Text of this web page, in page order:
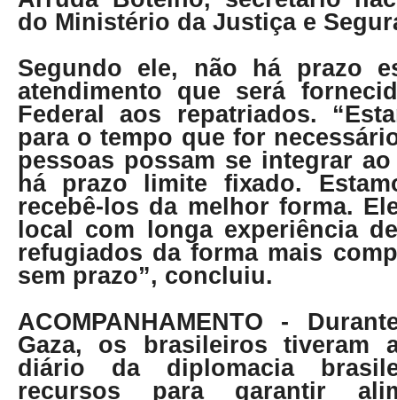
do Ministério da Justiça e
Segundo ele, não há prazo
atendimento que será
Federal aos repatriados.
para o tempo que for
pessoas possam se integrar
há prazo limite fixado.
recebê-los da melhor forma.
local com longa experiência
refugiados da forma mais
sem prazo”, concluiu.
ACOMPANHAMENTO -
Gaza, os brasileiros tiveram
diário da diplomacia
recursos para garantir